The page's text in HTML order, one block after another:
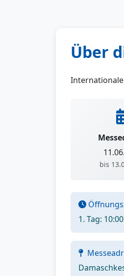
Über
Internationale
bis
1. Tag: